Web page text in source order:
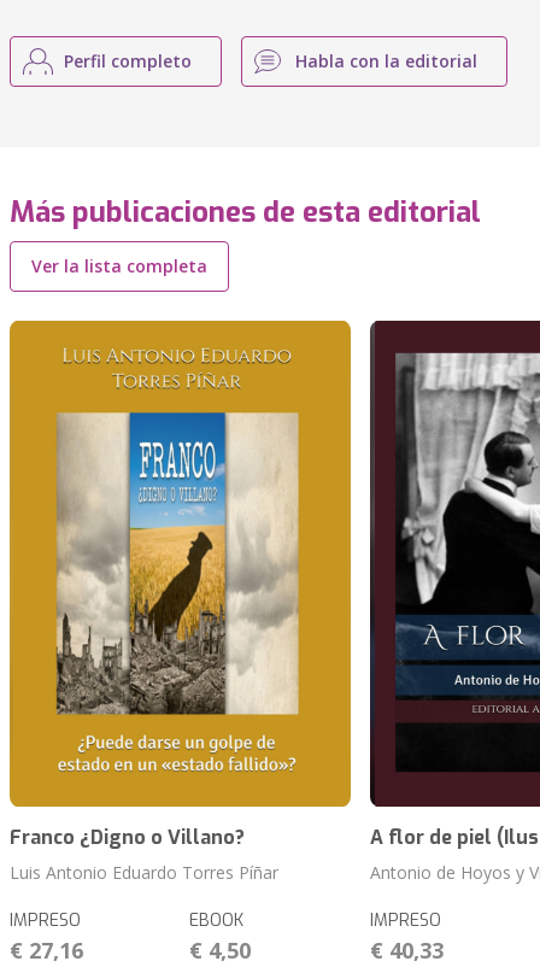
Perfil completo Habla con la editorial
Más publicaciones de esta editorial
Ver la lista completa
Franco ¿Digno o Villano?
Luis Antonio Eduardo Torres Píñar
IMPRESO
€ 27,16
EBOOK
€ 4,50
A flor de piel
Antonio de Hoyos y
IMPRESO
€ 40,33